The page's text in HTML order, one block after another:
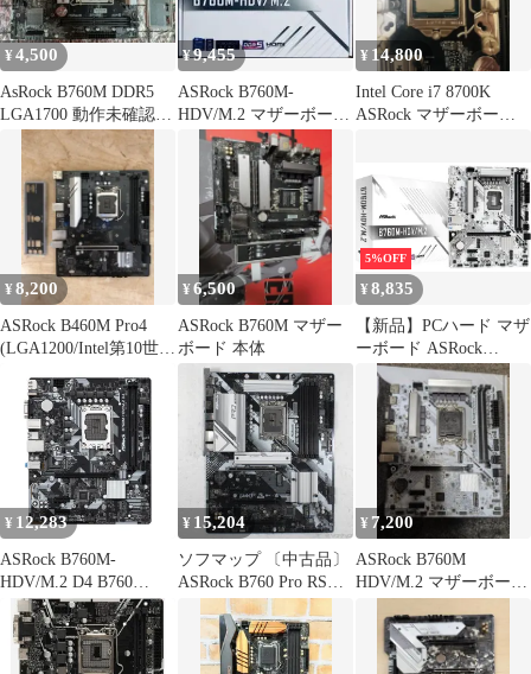
¥4,500
AsRock B760M DDR5
LGA1700 動作未確認
ジャンク扱い
¥9,455
ASRock B760M-
HDV/M.2 マザーボード
インテル LGA1700
¥ 14,800
Intel Core i7 8700K
ASRock マザーボード
¥8,200
ASRock B460M Pro4
(LGA1200/Intel第10世
¥6,500
ASRock B760M マザー
ボード 本体
5%OFF
¥8,835
【新品】PCハード マザ
ーボード ASRock
B760M-HDV/M.2
¥ 12,283
ASRock B760M-
HDV/M.2 D4 B760
LGA1700 DDR4 PCIe
4.0 M.2 Wi-FI
¥ 15,204
ソフマップ 〔中古品〕
ASRock B760 Pro RS／
D4【344】
¥ 7,200
ASRock B760M
HDV/M.2 マザーボード